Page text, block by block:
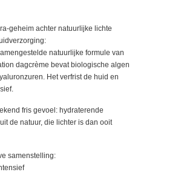
geheim achter natuurlijke lichte
natuurlijke formule van
dagcrème bevat biologische algen
Het verfrist de huid en
fris gevoel: hydraterende
de natuur, die lichter is dan ooit
samenstelling: